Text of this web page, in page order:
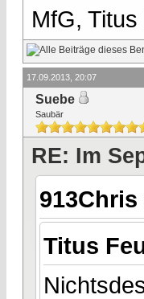
MfG,
17.09.2013, 20:07
Suebe
Saubär
RE: Im
Titus